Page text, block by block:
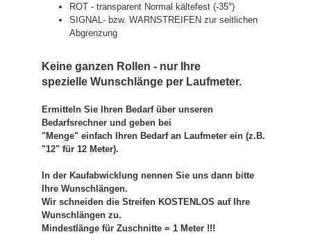
ROT - transparent Normal kältefest (-35°)
SIGNAL- bzw. WARNSTREIFEN zur seitlichen
Abgrenzung
Keine ganzen Rollen - nur Ihre
spezielle Wunschlänge per Laufmeter.
Ermitteln Sie Ihren Bedarf über unseren
Bedarfsrechner und geben bei
"Menge" einfach Ihren Bedarf an Laufmeter ein (z.B.
"12" für 12 Meter).
In der Kaufabwicklung nennen Sie uns dann bitte
Ihre Wunschlängen.
Wir schneiden die Streifen KOSTENLOS auf Ihre
Wunschlängen zu.
Mindestlänge für Zuschnitte = 1 Meter !!!